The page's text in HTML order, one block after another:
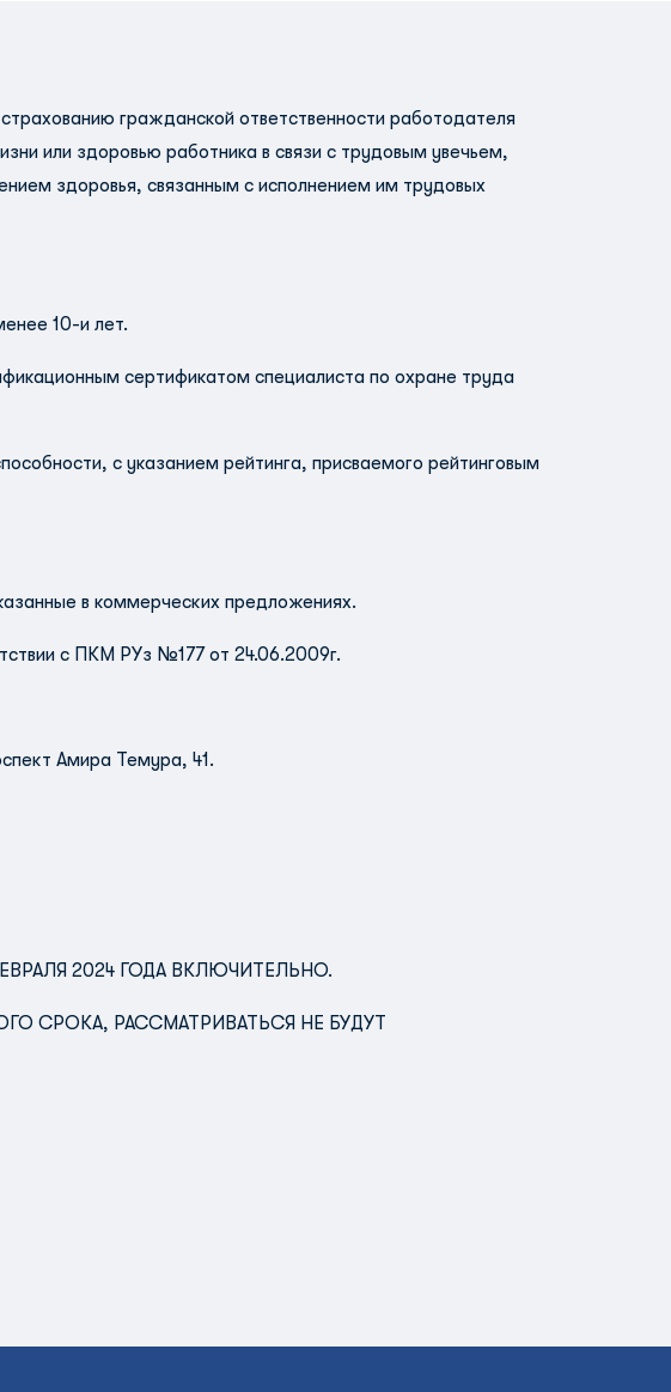
гражданской ответственности работодателя
или здоровью работника в связи с трудовым увечьем,
здоровья, связанным с исполнением им трудовых
10-и лет.
сертификатом специалиста по охране труда
с указанием рейтинга, присваемого рейтинговым
в коммерческих предложениях.
с ПКМ РУз №177 от 24.06.2009г.
Амира Темура, 41.
2024 ГОДА ВКЛЮЧИТЕЛЬНО.
СРОКА, РАССМАТРИВАТЬСЯ НЕ БУДУТ